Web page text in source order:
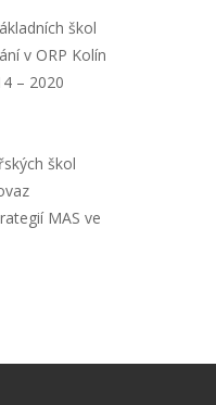
škol
v ORP Kolín
– 2020
škol
MAS ve